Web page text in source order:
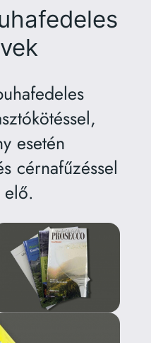
esetén
cérnafűzéssel